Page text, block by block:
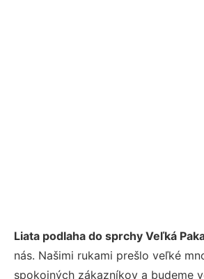
Liata podlaha do sprchy Veľká
nás. Našimi rukami prešlo veľké
spokojných zákazníkov a budeme